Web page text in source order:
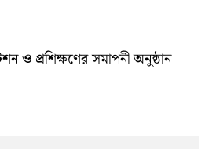
ও প্রশিক্ষণের সমাপনী অনুষ্ঠান